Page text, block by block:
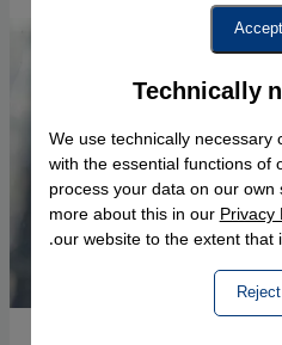
Technically
We use technically
with the essential functions of
process your data on our
more about this in ourPrivacy
our website to the extent that
Reject
Accept